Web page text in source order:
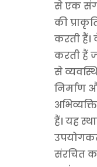
से एक
की
करती हैं।
करती हैं
से
निर्माण
हैं। यह
संरचित